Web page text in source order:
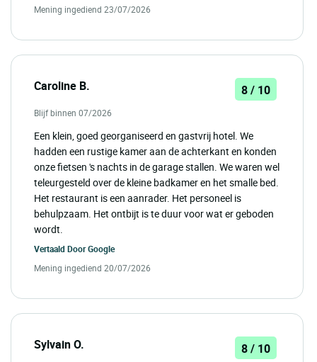
Mening ingediend 23/07/2026
Caroline B. 8 / 10
Blijf binnen 07/2026
Een klein, goed georganiseerd en gastvrij hotel. We
hadden een rustige kamer aan de achterkant en konden
onze fietsen 's nachts in de garage stallen. We waren wel
teleurgesteld over de kleine badkamer en het smalle bed.
Het restaurant is een aanrader. Het personeel is
behulpzaam. Het ontbijt is te duur voor wat er geboden
wordt.
Vertaald DoorGoogle
Mening ingediend 20/07/2026
Sylvain O. 8 / 10